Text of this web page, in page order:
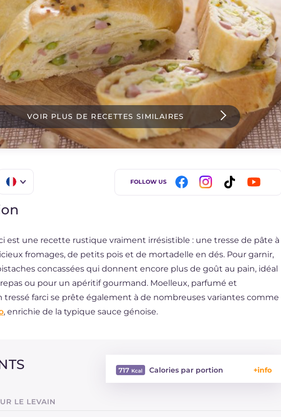
VOIR PLUS DE RECETTES SIMILAIRES
DE
BR
NL
FOLLOW US
est une recette rustique vraiment irrésistible : une tresse de pâte à
fromages, de petits pois et de mortadelle en dés. Pour garnir,
concassées qui donnent encore plus de goût au pain, idéal
ou pour un apéritif gourmand. Moelleux, parfumé et
tressé farci se prête également à de nombreuses variantes comme
, enrichie de la typique sauce génoise.
717 Calories par portion
LE LEVAIN